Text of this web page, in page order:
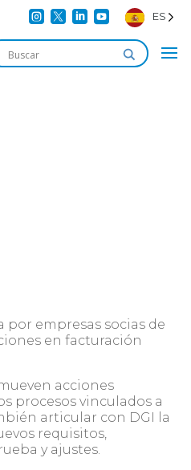
    ES
por empresas socias de
en facturación
acciones
procesos vinculados a
articular con DGI la
requisitos,
y ajustes.